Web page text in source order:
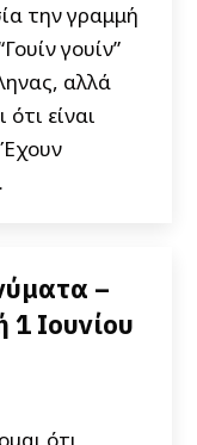
την γραμμή
γουίν”
αλλά
είναι
–
Ιουνίου